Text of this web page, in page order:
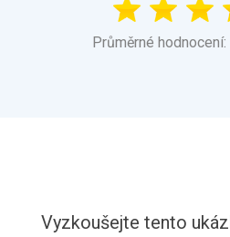
Průměrné
Vyzkoušejte tento